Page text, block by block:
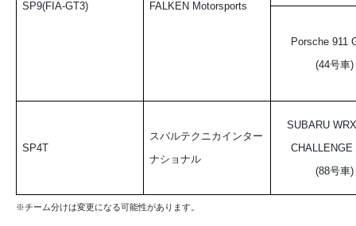
SP9(FIA-GT3) FALKEN Motorsports
Porsche 911
(44号車)
SP4T
スバルテクニカインター
ナショナル
SUBARU
CHALLENGE
(88号車)
※チーム分けは変更になる可能性があります。